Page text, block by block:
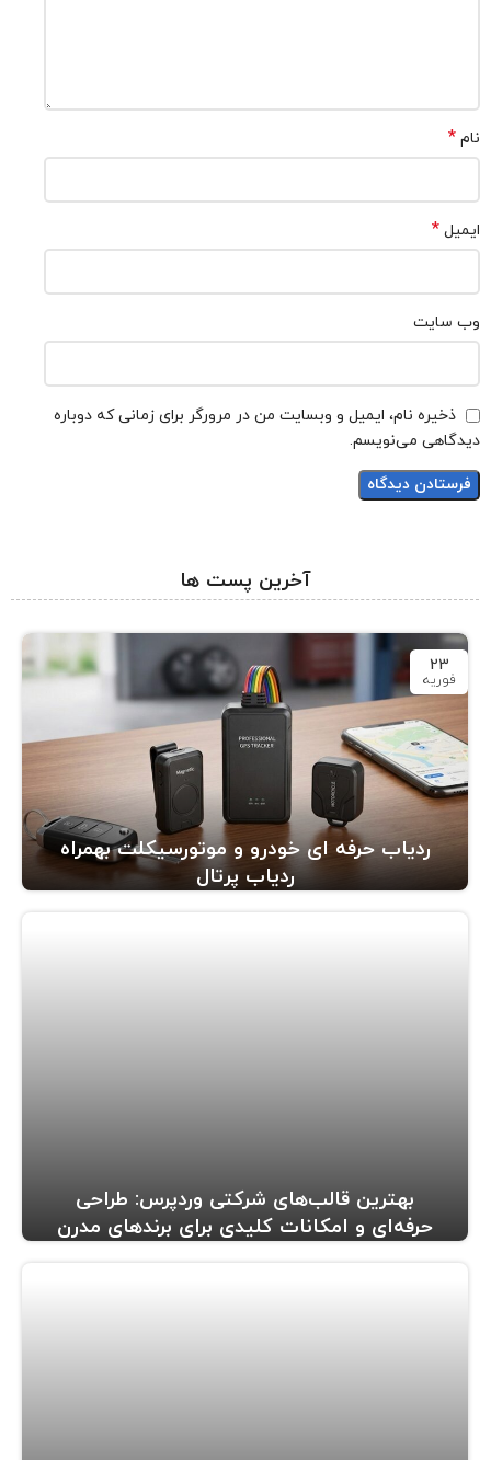
نام *
ایمیل *
وب‌ سایت
ذخیره نام، ایمیل و وبسایت من در مرورگر برای زمانی که دوباره
دیدگاهی می‌نویسم.
آخرین پست ها
23
فوریه
ردیاب حرفه ای خودرو و موتورسیکلت بهمراه
ردیاب پرتال
بهترین قالب‌های شرکتی وردپرس: طراحی
حرفه‌ای و امکانات کلیدی برای برندهای مدرن